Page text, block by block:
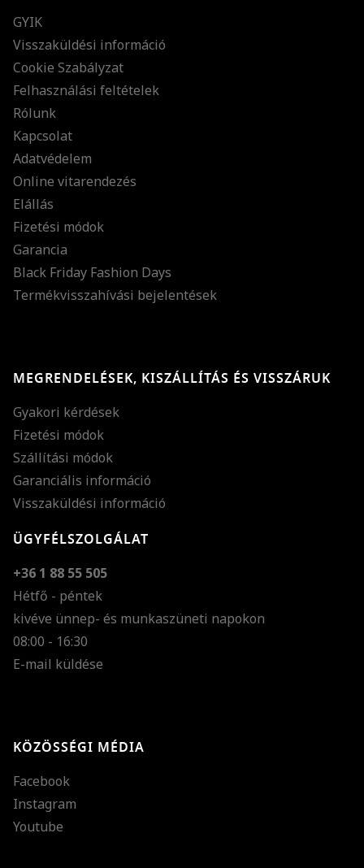
GYIK
Visszaküldési információ
Cookie Szabályzat
Felhasználási feltételek
Rólunk
Kapcsolat
Adatvédelem
Online vitarendezés
Elállás
Fizetési módok
Garancia
Black Friday Fashion Days
Termékvisszahívási bejelentések
MEGRENDELÉSEK, KISZÁLLÍTÁS ÉS VISSZÁRUK
Gyakori kérdések
Fizetési módok
Szállítási módok
Garanciális információ
Visszaküldési információ
ÜGYFÉLSZOLGÁLAT
+36 1 88 55 505
Hétfő - péntek
kivéve ünnep- és munkaszüneti napokon
08:00 - 16:30
E-mail küldése
KÖZÖSSÉGI MÉDIA
Facebook
Instagram
Youtube